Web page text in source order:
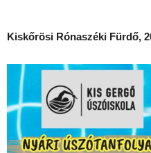
Kiskőrösi Rónaszéki Fürdő,